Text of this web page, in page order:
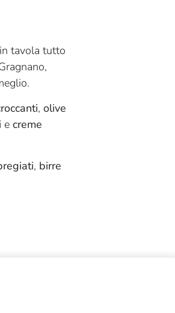
tavola tutto
, olive
e creme
, birre